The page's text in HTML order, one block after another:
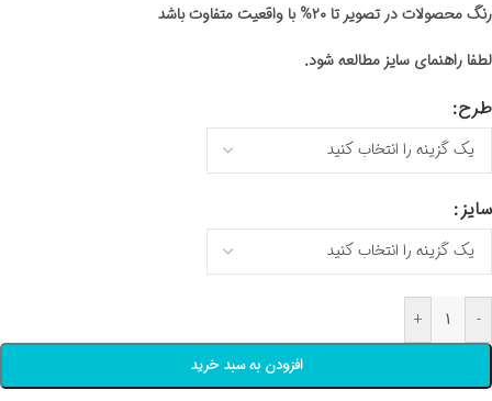
رنگ محصولات در تصویر تا ۲۰% با واقعیت متفاوت باشد
لطفا راهنمای سایز مطالعه شود.
طرح
سایز
-
+
افزودن به سبد خرید